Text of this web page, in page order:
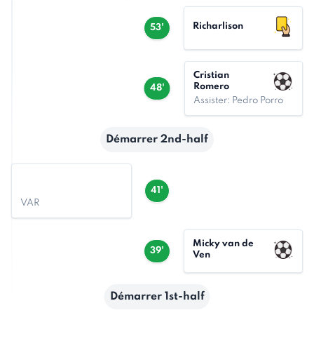
53' Richarlison
48'
Cristian
Romero
Assister: Pedro Porro
Démarrer 2nd-half
41'
VAR
39'
Micky van de
Ven
Démarrer 1st-half